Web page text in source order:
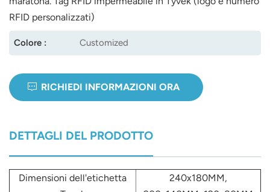
RFID personalizzati)
Colore : Customized
RICHIEDI INFORMAZIONI ORA
DETTAGLI DEL PRODOTTO
Dimensioni dell'etichetta
240x180MM,